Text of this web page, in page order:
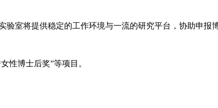
室将提供稳定的工作环境与一流的研究平台，协助申报
性博士后奖”等项目。